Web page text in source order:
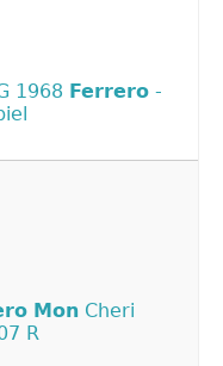
1968 Ferrero -
Mon Cheri
R